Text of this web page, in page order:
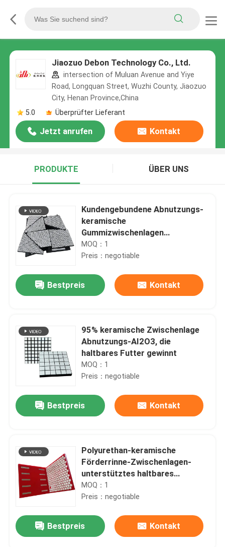
Jiaozuo Debon Technology Co., Ltd.
intersection of Muluan Avenue and Yiye
Road, Longquan Street, Wuzhi County, Jiaozuo
City, Henan Province,China
5.0
Überprüfter Lieferant
Jetzt anrufen Kontakt
PRODUKTE ÜBER UNS
Kundengebundene Abnutzungs-
keramische
Gummizwischenlagen
transportieren keramische
Abnutzungs-Fliesen auf einer
MOQ：1
Preis：negotiable
Bestpreis Kontakt
95% keramische Zwischenlage
Abnutzungs-AI2O3, die
haltbares Futter gewinnt
MOQ：1
Preis：negotiable
Bestpreis Kontakt
Polyurethan-keramische
Förderrinne-Zwischenlagen-
unterstütztes haltbares
Stahlfutter
MOQ：1
Preis：negotiable
Bestpreis Kontakt